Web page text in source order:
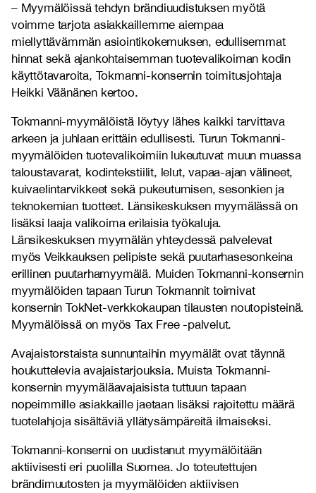
– Myymälöissä tehdyn brändiuudistuksen myötä
voimme tarjota asiakkaillemme aiempaa
miellyttävämmän asiointikokemuksen, edullisemmat
hinnat sekä ajankohtaisemman tuotevalikoiman kodin
käyttötavaroita, Tokmanni-konsernin toimitusjohtaja
Heikki Väänänen kertoo.
Tokmanni-myymälöistä löytyy lähes kaikki tarvittava
arkeen ja juhlaan erittäin edullisesti. Turun Tokmanni-
myymälöiden tuotevalikoimiin lukeutuvat muun muassa
taloustavarat, kodintekstiilit, lelut, vapaa-ajan välineet,
kuivaelintarvikkeet sekä pukeutumisen, sesonkien ja
teknokemian tuotteet. Länsikeskuksen myymälässä on
lisäksi laaja valikoima erilaisia työkaluja.
Länsikeskuksen myymälän yhteydessä palvelevat
myös Veikkauksen pelipiste sekä puutarhasesonkeina
erillinen puutarhamyymälä. Muiden Tokmanni-konsernin
myymälöiden tapaan Turun Tokmannit toimivat
konsernin TokNet-verkkokaupan tilausten noutopisteinä.
Myymälöissä on myös Tax Free -palvelut.
Avajaistorstaista sunnuntaihin myymälät ovat täynnä
houkuttelevia avajaistarjouksia. Muista Tokmanni-
konsernin myymäläavajaisista tuttuun tapaan
nopeimmille asiakkaille jaetaan lisäksi rajoitettu määrä
tuotelahjoja sisältäviä yllätysämpäreitä ilmaiseksi.
Tokmanni-konserni on uudistanut myymälöitään
aktiivisesti eri puolilla Suomea. Jo toteutettujen
brändimuutosten ja myymälöiden aktiivisen